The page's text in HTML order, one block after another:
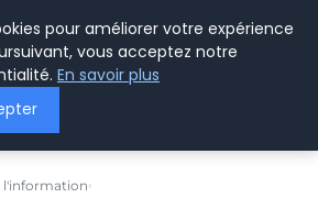
l'information
pour améliorer votre expérience
vous acceptez notre
En savoir plus